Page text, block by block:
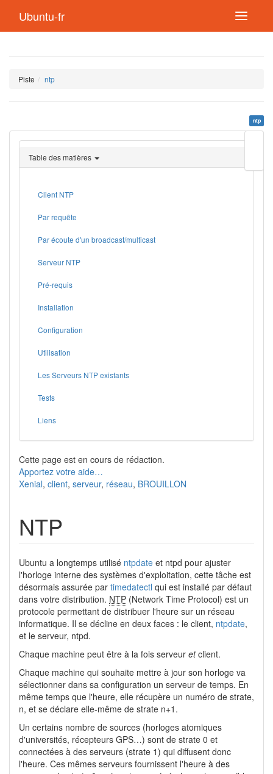
Ubuntu-fr
Piste ntp
ntp
page
Table des matières
Client NTP
Par requête
Par écoute d'un broadcast/multicast
Serveur NTP
Pré-requis
Installation
Configuration
Utilisation
Les Serveurs NTP existants
Tests
Liens
Cette page est en cours de rédaction.
Apportez votre aide…
Xenial, client, serveur, réseau, BROUILLON
NTP
Ubuntu a longtemps utilisé ntpdate et ntpd pour ajuster
l'horloge interne des systèmes d'exploitation, cette tâche est
désormais assurée par timedatectl qui est installé par défaut
dans votre distribution. NTP (Network Time Protocol) est un
protocole permettant de distribuer l'heure sur un réseau
informatique. Il se décline en deux faces : le client, ntpdate,
et le serveur, ntpd.
Chaque machine peut être à la fois serveur etclient.
Chaque machine qui souhaite mettre à jour son horloge va
sélectionner dans sa configuration un serveur de temps. En
même temps que l'heure, elle récupère un numéro de strate,
n, et se déclare elle-même de strate n+1.
Un certains nombre de sources (horloges atomiques
d'universités, récepteurs GPS…) sont de strate 0 et
connectées à des serveurs (strate 1) qui diffusent donc
l'heure. Ces mêmes serveurs fournissent l'heure à des